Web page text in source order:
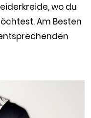
wo du
Am Besten